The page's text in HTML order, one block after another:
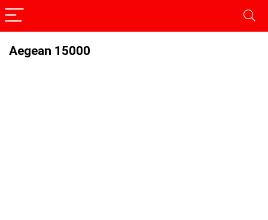
Aegean 15000